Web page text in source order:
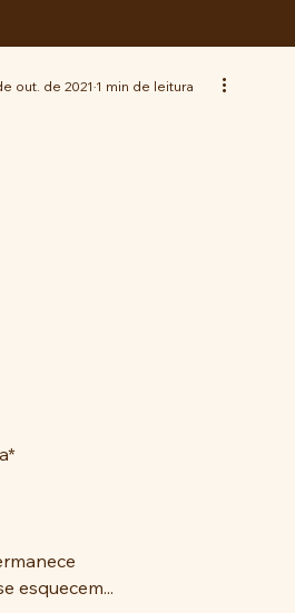
out. de 2021 1 min de leitura
esquecem...